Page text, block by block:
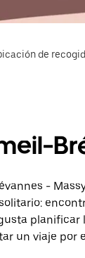
de
-
planificar
un viaje por